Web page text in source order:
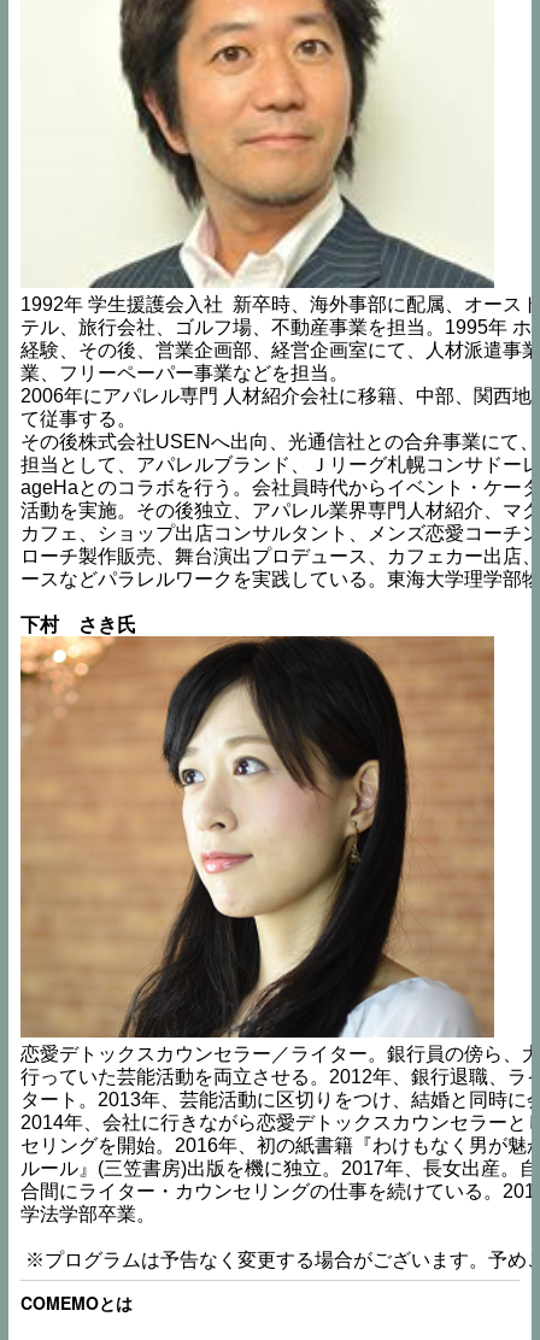
1992年 学生援護会入社  新卒時、海外事部に配属、オース
テル、旅行会社、ゴルフ場、不動産事業を担当。1995年 ホ
経験、その後、営業企画部、経営企画室にて、人材派遣事
業、フリーペーパー事業などを担当。
2006年にアパレル専門 人材紹介会社に移籍、中部、関西地
て従事する。
その後株式会社USENへ出向、光通信社との合弁事業にて
担当として、アパレルブランド、Ｊリーグ札幌コンサドー
ageHaとのコラボを行う。会社員時代からイベント・ケー
活動を実施。その後独立、アパレル業界専門人材紹介、マ
カフェ、ショップ出店コンサルタント、メンズ恋愛コーチ
ローチ製作販売、舞台演出プロデュース、カフェカー出店
ースなどパラレルワークを実践している。東海大学理学部
下村　さき氏
恋愛デトックスカウンセラー／ライター。銀行員の傍ら、
行っていた芸能活動を両立させる。2012年、銀行退職、ラ
タート。2013年、芸能活動に区切りをつけ、結婚と同時に
2014年、会社に行きながら恋愛デトックスカウンセラーと
セリングを開始。2016年、初の紙書籍『わけもなく男が魅
ルール』(三笠書房)出版を機に独立。2017年、長女出産。
合間にライター・カウンセリングの仕事を続けている。
学法学部卒業。
※プログラムは予告なく変更する場合がございます。予め
COMEMOとは